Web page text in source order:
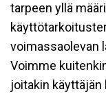
tarpeen yllä
voimassaolevan
Voimme
joitakin